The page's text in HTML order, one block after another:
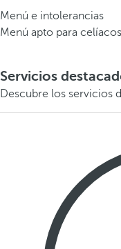
Menú e intolerancias
Menú apto para
Servicios
Descubre los servicios